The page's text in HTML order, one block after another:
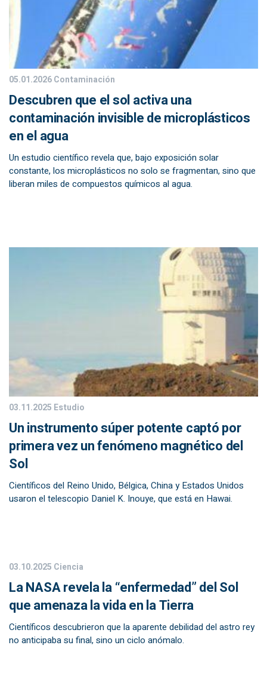
05.01.2026Contaminación
Descubren que el sol activa una
contaminación invisible de microplásticos
en el agua
Un estudio científico revela que, bajo exposición solar
constante, los microplásticos no solo se fragmentan, sino que
liberan miles de compuestos químicos al agua.
03.11.2025 Estudio
Un instrumento súper potente captó por
primera vez un fenómeno magnético del
Sol
Científicos del Reino Unido, Bélgica, China y Estados Unidos
usaron el telescopio Daniel K. Inouye, que está en Hawai.
03.10.2025 Ciencia
La NASA revela la “enfermedad” del Sol
que amenaza la vida en la Tierra
Científicos descubrieron que la aparente debilidad del astro rey
no anticipaba su final, sino un ciclo anómalo.